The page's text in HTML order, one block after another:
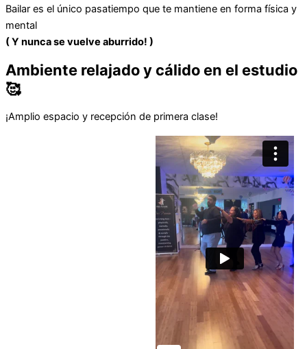
Bailar es el único pasatiempo que te mantiene en forma física y
mental
( Y nunca se vuelve aburrido! )
Ambiente relajado y cálido en el estudio
🥰
¡Amplio espacio y recepción de primera clase!